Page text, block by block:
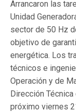
Arrancaron las
Unidad
sector de 50 Hz
objetivo de
energética. Los
técnicos e
Operación y de
Dirección
próximo viernes